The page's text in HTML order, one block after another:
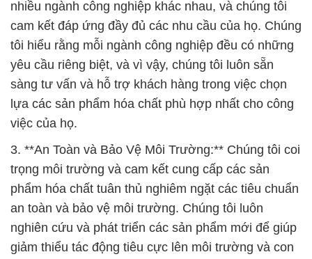
nhiều ngành công nghiệp khác nhau, và chúng tôi
cam kết đáp ứng đầy đủ các nhu cầu của họ. Chúng
tôi hiểu rằng mỗi ngành công nghiệp đều có những
yêu cầu riêng biệt, và vì vậy, chúng tôi luôn sẵn
sàng tư vấn và hỗ trợ khách hàng trong việc chọn
lựa các sản phẩm hóa chất phù hợp nhất cho công
việc của họ.
3. **An Toàn và Bảo Vệ Môi Trường:** Chúng tôi coi
trọng môi trường và cam kết cung cấp các sản
phẩm hóa chất tuân thủ nghiêm ngặt các tiêu chuẩn
an toàn và bảo vệ môi trường. Chúng tôi luôn
nghiên cứu và phát triển các sản phẩm mới để giúp
giảm thiểu tác động tiêu cực lên môi trường và con